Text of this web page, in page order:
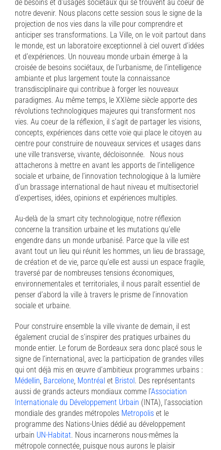
de besoins et d’usages sociétaux qui se trouvent au coeur de
notre devenir. Nous placons cette session sous le signe de la
projection de nos vies dans la ville pour comprendre et
anticiper ses transformations. La Ville, on le voit partout dans
le monde, est un laboratoire exceptionnel à ciel ouvert d’idées
et d’expériences. Un nouveau monde urbain émerge à la
croisée de besoins sociétaux, de l’urbanisme, de l’intelligence
ambiante et plus largement toute la connaissance
transdisciplinaire qui contribue à forger les nouveaux
paradigmes. Au même temps, le XXIème siècle apporte des
révolutions technologiques majeures qui transforment nos
vies. Au coeur de la réflexion, il s’agit de partager les visions,
concepts, expériences dans cette voie qui place le citoyen au
centre pour construire de nouveaux services et usages dans
une ville transverse, vivante, décloisonnée. Nous nous
attacherons à mettre en avant les apports de l’intelligence
sociale et urbaine, de l’innovation technologique à la lumière
d’un brassage international de haut niveau et multisectoriel
d’expertises, idées, opinions et expériences multiples.
Au-delà de la smart city technologique, notre réflexion
concerne la transition urbaine et les mutations qu’elle
engendre dans un monde urbanisé. Parce que la ville est
avant tout un lieu qui réunit les hommes, un lieu de brassage,
de création et de vie, parce qu’elle est aussi un espace fragile,
traversé par de nombreuses tensions économiques,
environnementales et territoriales, il nous paraît essentiel de
penser d’abord la ville à travers le prisme de l’innovation
sociale et urbaine.
Pour construire ensemble la ville vivante de demain, il est
également crucial de s’inspirer des pratiques urbaines du
monde entier. Le forum de Bordeaux sera donc placé sous le
signe de l’international, avec la participation de grandes villes
qui ont déjà mis en œuvre d’ambitieux programmes urbains :
Médellin, Barcelone, Montréal et Bristol . Des représentants
aussi de grands acteurs mondiaux comme l’Association
Internationale du Développement Urbain (INTA), l’association
mondiale des grandes métropoles Metropolis et le
programme des Nations-Unies dédié au développement
urbain UN-Habitat. Nous incarnerons nous-mêmes la
métropole connectée, puisque nous aurons le plaisir